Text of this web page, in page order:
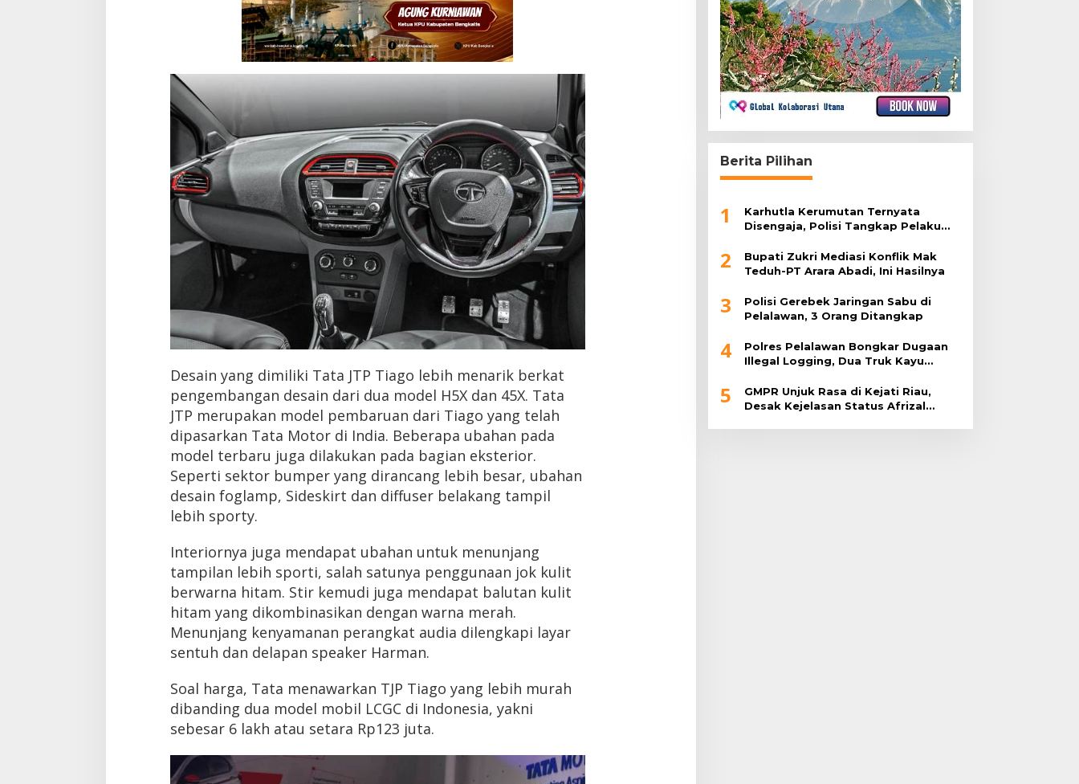
Desain yang dimiliki Tata JTP Tiago lebih menarik berkat
pengembangan desain dari dua model H5X dan 45X. Tata
JTP merupakan model pembaruan dari Tiago yang telah
dipasarkan Tata Motor di India. Beberapa ubahan pada
model terbaru juga dilakukan pada bagian eksterior.
Seperti sektor bumper yang dirancang lebih besar, ubahan
desain foglamp, Sideskirt dan diffuser belakang tampil
lebih sporty.
Interiornya juga mendapat ubahan untuk menunjang
tampilan lebih sporti, salah satunya penggunaan jok kulit
berwarna hitam. Stir kemudi juga mendapat balutan kulit
hitam yang dikombinasikan dengan warna merah.
Menunjang kenyamanan perangkat audia dilengkapi layar
sentuh dan delapan speaker Harman.
Soal harga, Tata menawarkan TJP Tiago yang lebih murah
dibanding dua model mobil LCGC di Indonesia, yakni
sebesar 6 lakh atau setara Rp123 juta.
Berita Pilihan
1
Karhutla Kerumutan Ternyata
Disengaja, Polisi Tangkap Pelaku
2
Bupati Zukri Mediasi Konflik Mak
Teduh-PT Arara Abadi, Ini Hasilnya
3
Polisi Gerebek Jaringan Sabu di
Pelalawan, 3 Orang Ditangkap
4
Polres Pelalawan Bongkar Dugaan
Illegal Logging, Dua Truk Kayu
5
GMPR Unjuk Rasa di Kejati Riau,
Desak Kejelasan Status Afrizal